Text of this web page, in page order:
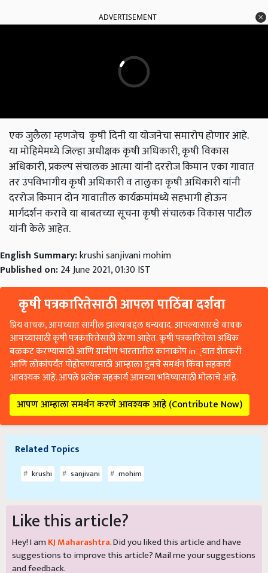
ADVERTISEMENT
एक जुलैला म्हणजेच कृषी दिनी या योजनेचा समारोप होणार आहे.
या मोहिमेमध्ये जिल्हा अधीक्षक कृषी अधिकारी, कृषी विकास
अधिकारी, प्रकल्प संचालक आत्मा यांनी दररोज किमान एका गावात
तर उपविभागीय कृषी अधिकारी व तालुका कृषी अधिकारी यांनी
दररोज किमान दोन गावातील कार्यक्रमांमध्ये सहभागी होऊन
मार्गदर्शन करावे या बाबतच्या सूचना कृषी संचालक विकास पाटील
यांनी केले आहेत.
English Summary:krushi sanjivani mohim
Published on:24 June 2021, 01:30 IST
कृषी पत्रकारितेसाठी आपला पाठिंबा दर्शवा
प्रिय वाचक, आमच्यात सामील झाल्याबद्दल धन्यवाद. आपल्यासारखे वाचक
आमच्यासाठी कृषी पत्रकारितेसाठी प्रेरणा आहेत. कृषी पत्रकारितेला अधिक
बळकट करण्यासाठी आणि ग्रामीण भारतातील कानाकोप in्यात शेतकरी
आणि लोकांपर्यंत पोहोचण्यासाठी आम्हाला तुमचे समर्थन किंवा सहकार्य
आवश्यक आहे. आपले प्रत्येक सहकार्य आमच्या भविष्यासाठी मोलाचे आहे.
आपण आम्हाला समर्थन करणे आवश्यक आहे (Contribute Now)
Related Topics
krushi sanjivani mohim
Like this article?
Hey! I am KJ Maharashtra. Did you liked this article and have
suggestions to improve this article?Mailme your suggestions
and feedback.